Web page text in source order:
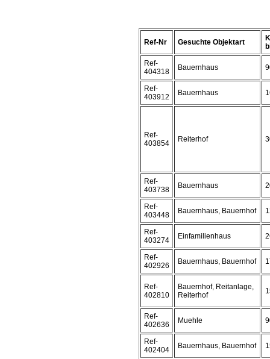
Ref-Nr Gesuchte Objektart
Ref-
404318
Bauernhaus
Ref-
403912
Bauernhaus
Ref-
403854
Reiterhof
Ref-
403738
Bauernhaus
Ref-
403448
Bauernhaus, Bauernhof
Ref-
403274
Einfamilienhaus
Ref-
402926
Bauernhaus, Bauernhof
Ref-
402810
Bauernhof, Reitanlage,
Reiterhof
Ref-
402636
Muehle
Ref-
402404
Bauernhaus, Bauernhof